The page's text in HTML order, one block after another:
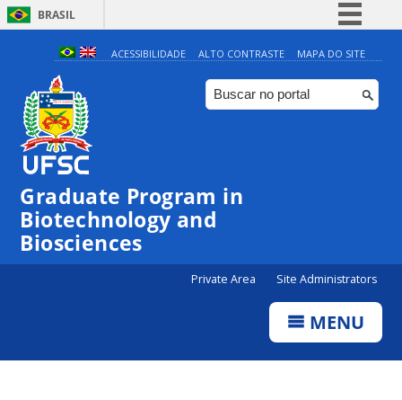
BRASIL
Simplifique!
Comunica BR
Participe
ACESSIBILIDADE ALTO CONTRASTE MAPA DO SITE
Graduate Program in
Biotechnology and
Biosciences
Private Area Site Administrators
MENU